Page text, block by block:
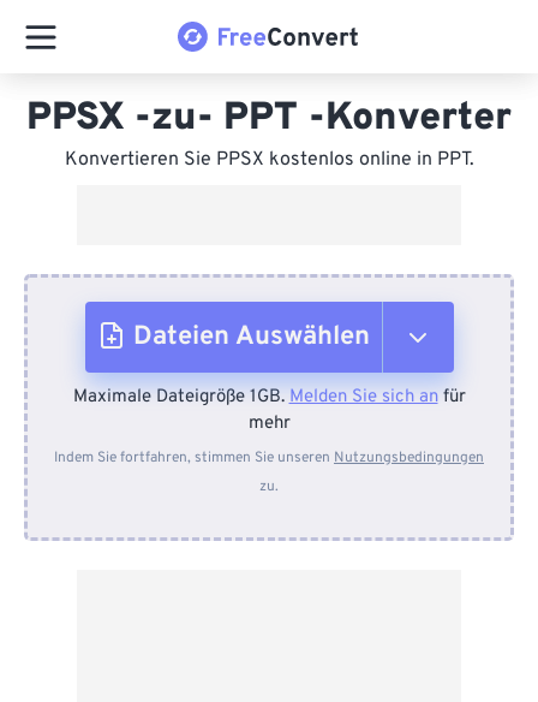
PPSX -zu- PPT -Konverter
Konvertieren Sie PPSX kostenlos online in PPT.
Dateien Auswählen
Vom Gerät
Von Dropbox
Maximale Dateigröße 1GB.Melden Sie sich anfür
mehr
Indem Sie fortfahren, stimmen Sie unseren Nutzungsbedingungen
zu.